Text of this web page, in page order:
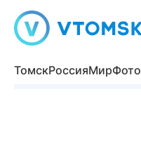
ТомскРоссияМирФото